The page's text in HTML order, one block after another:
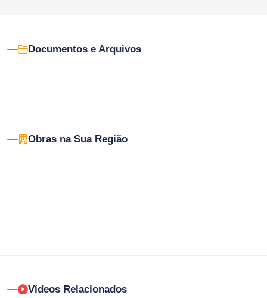
Documentos e Arquivos
Obras na Sua Região
Vídeos Relacionados